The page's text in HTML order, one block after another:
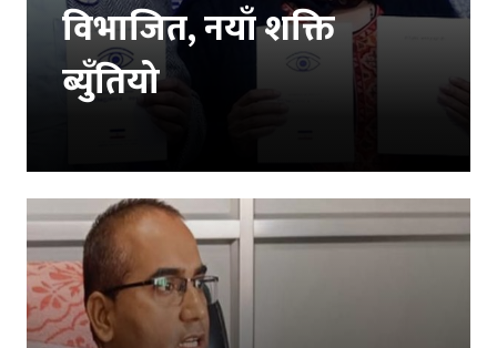
विभाजित, नयाँ शक्ति
ब्युँतियो